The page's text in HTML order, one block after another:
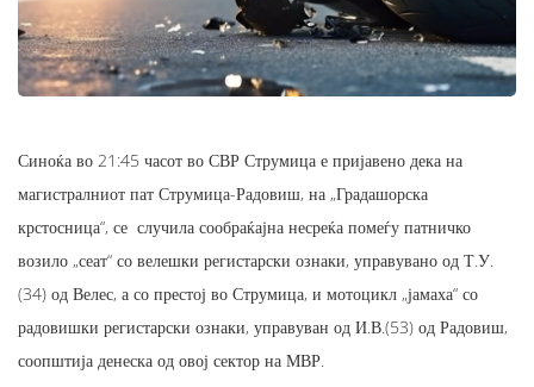
Синоќа во 21:45 часот во СВР Струмица е пријавено дека на
магистралниот пат Струмица-Радовиш, на „Градашорска
крстосница“, се случила сообраќајна несреќа помеѓу патничко
возило „сеат“ со велешки регистарски ознаки, управувано од Т.У.
(34) од Велес, а со престој во Струмица, и мотоцикл „јамаха“ со
радовишки регистарски ознаки, управуван од И.В.(53) од Радовиш,
соопштија денеска од овој сектор на МВР.